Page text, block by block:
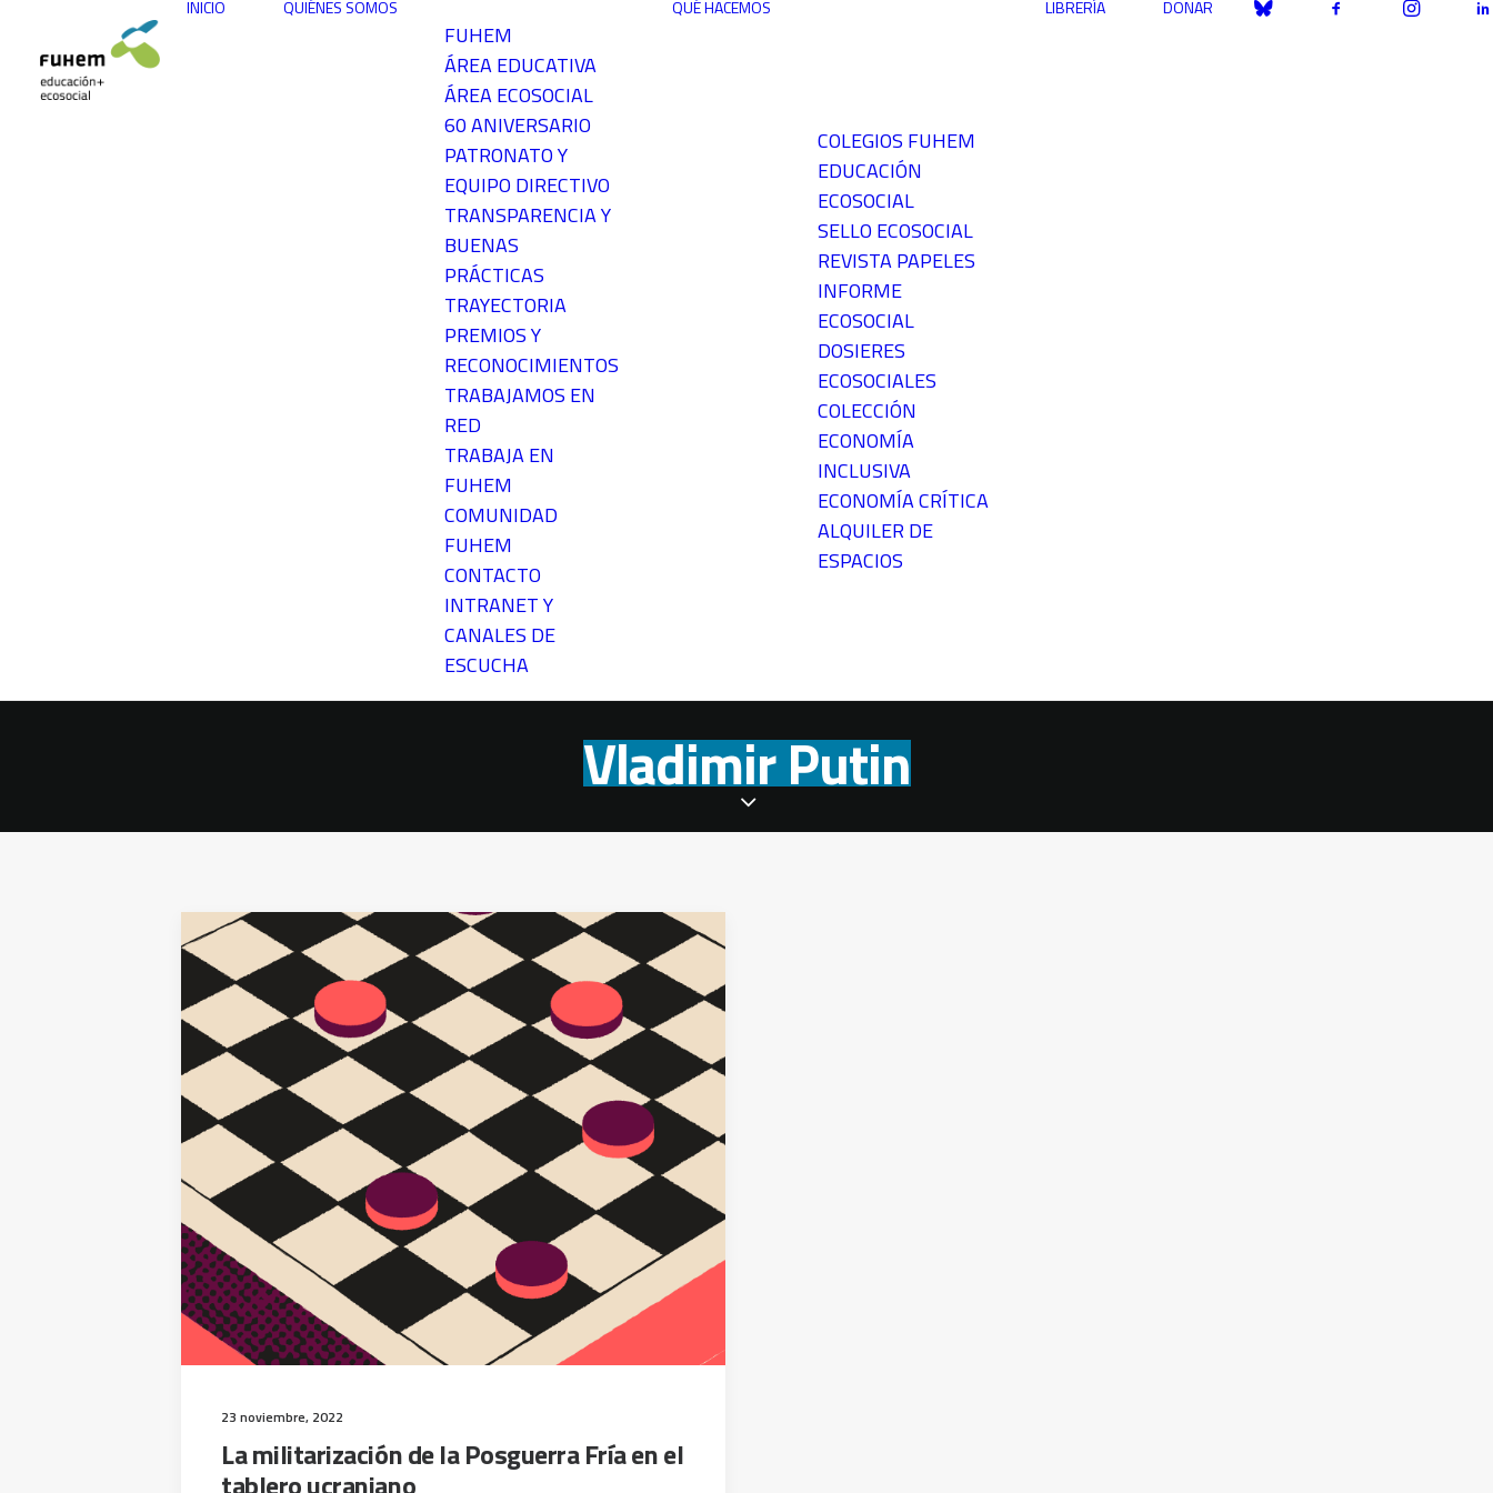
INICIO QUIÉNES SOMOS
FUHEM
ÁREA EDUCATIVA
ÁREA ECOSOCIAL
60 ANIVERSARIO
PATRONATO Y
EQUIPO DIRECTIVO
TRANSPARENCIA Y
BUENAS
PRÁCTICAS
TRAYECTORIA
PREMIOS Y
RECONOCIMIENTOS
TRABAJAMOS EN
RED
TRABAJA EN
FUHEM
COMUNIDAD
FUHEM
CONTACTO
INTRANET Y
CANALES DE
ESCUCHA
QUÉ HACEMOS
COLEGIOS FUHEM
EDUCACIÓN
ECOSOCIAL
SELLO ECOSOCIAL
REVISTA PAPELES
INFORME
ECOSOCIAL
DOSIERES
ECOSOCIALES
COLECCIÓN
ECONOMÍA
INCLUSIVA
ECONOMÍA CRÍTICA
ALQUILER DE
ESPACIOS
LIBRERÍA DONAR
Vladimir Putin
23 noviembre, 2022
La militarización de la Posguerra Fría en el